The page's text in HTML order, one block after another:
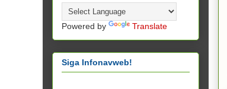
Powered by Translate
Siga Infonavweb!